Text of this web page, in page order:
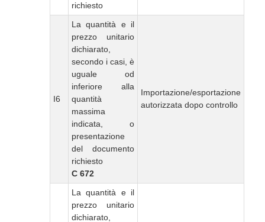
richiesto
I6
La quantità e il
prezzo unitario
dichiarato,
secondo i casi, è
uguale od
inferiore alla
quantità
massima
indicata, o
presentazione
del documento
richiesto
C 672
Importazione/esportazione
autorizzata dopo controllo
La quantità e il
prezzo unitario
dichiarato,